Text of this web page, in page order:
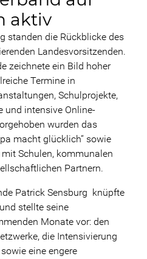
aktiv
standen die Rückblicke des
Landesvorsitzenden.
zeichnete ein Bild hoher
Termine in
Schulprojekte,
und intensive Online-
wurden das
macht glücklich“ sowie
Schulen, kommunalen
Partnern.
Patrick Sensburg knüpfte
stellte seine
Monate vor: den
die Intensivierung
eine engere